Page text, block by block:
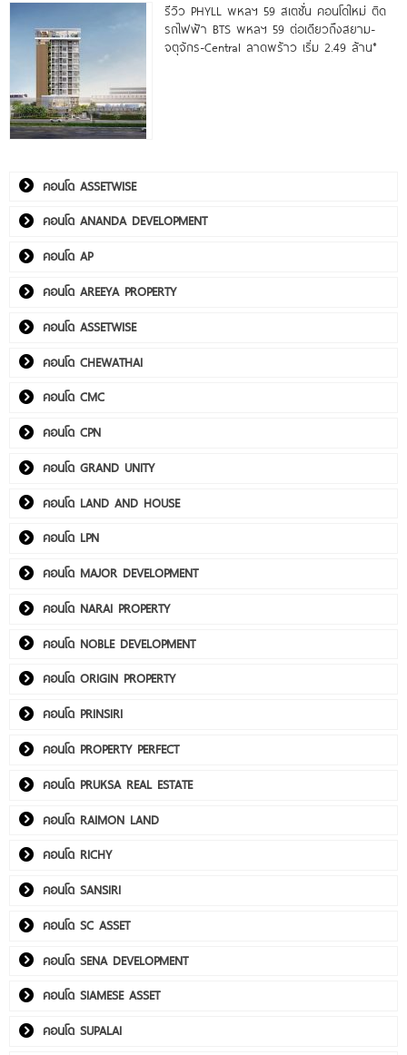
รีวิว PHYLL พหลฯ 59 สเตชั่น คอนโดใหม่ ติด
รถไฟฟ้า BTS พหลฯ 59 ต่อเดียวถึงสยาม-
จตุจักร-Central ลาดพร้าว เริ่ม 2.49 ล้าน*
คอนโด ASSETWISE
คอนโด ANANDA DEVELOPMENT
คอนโด AP
คอนโด AREEYA PROPERTY
คอนโด ASSETWISE
คอนโด CHEWATHAI
คอนโด CMC
คอนโด CPN
คอนโด GRAND UNITY
คอนโด LAND AND HOUSE
คอนโด LPN
คอนโด MAJOR DEVELOPMENT
คอนโด NARAI PROPERTY
คอนโด NOBLE DEVELOPMENT
คอนโด ORIGIN PROPERTY
คอนโด PRINSIRI
คอนโด PROPERTY PERFECT
คอนโด PRUKSA REAL ESTATE
คอนโด RAIMON LAND
คอนโด RICHY
คอนโด SANSIRI
คอนโด SC ASSET
คอนโด SENA DEVELOPMENT
คอนโด SIAMESE ASSET
คอนโด SUPALAI